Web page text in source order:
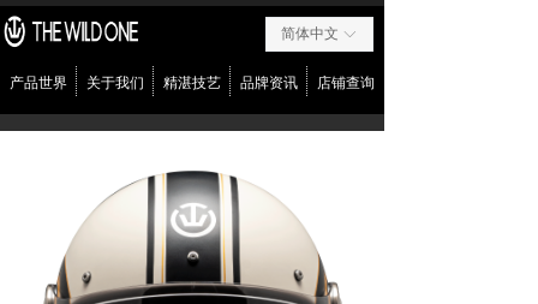
ꀅ
简体中文
产品世界 关于我们 精湛技艺 品牌资讯 店铺查询